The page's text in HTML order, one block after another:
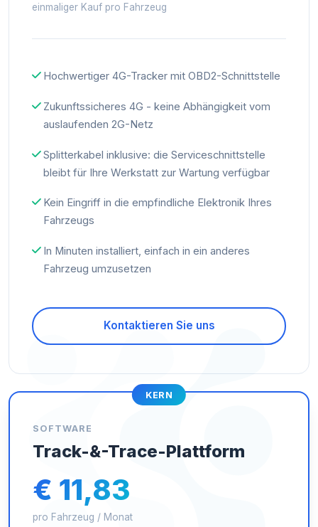
einmaliger Kauf pro Fahrzeug
Hochwertiger 4G-Tracker mit OBD2-Schnittstelle
Zukunftssicheres 4G - keine Abhängigkeit vom
auslaufenden 2G-Netz
Splitterkabel inklusive: die Serviceschnittstelle
bleibt für Ihre Werkstatt zur Wartung verfügbar
Kein Eingriff in die empfindliche Elektronik Ihres
Fahrzeugs
In Minuten installiert, einfach in ein anderes
Fahrzeug umzusetzen
Kontaktieren Sie uns
KERN
SOFTWARE
Track-&-Trace-Plattform
€ 11,83
pro Fahrzeug / Monat